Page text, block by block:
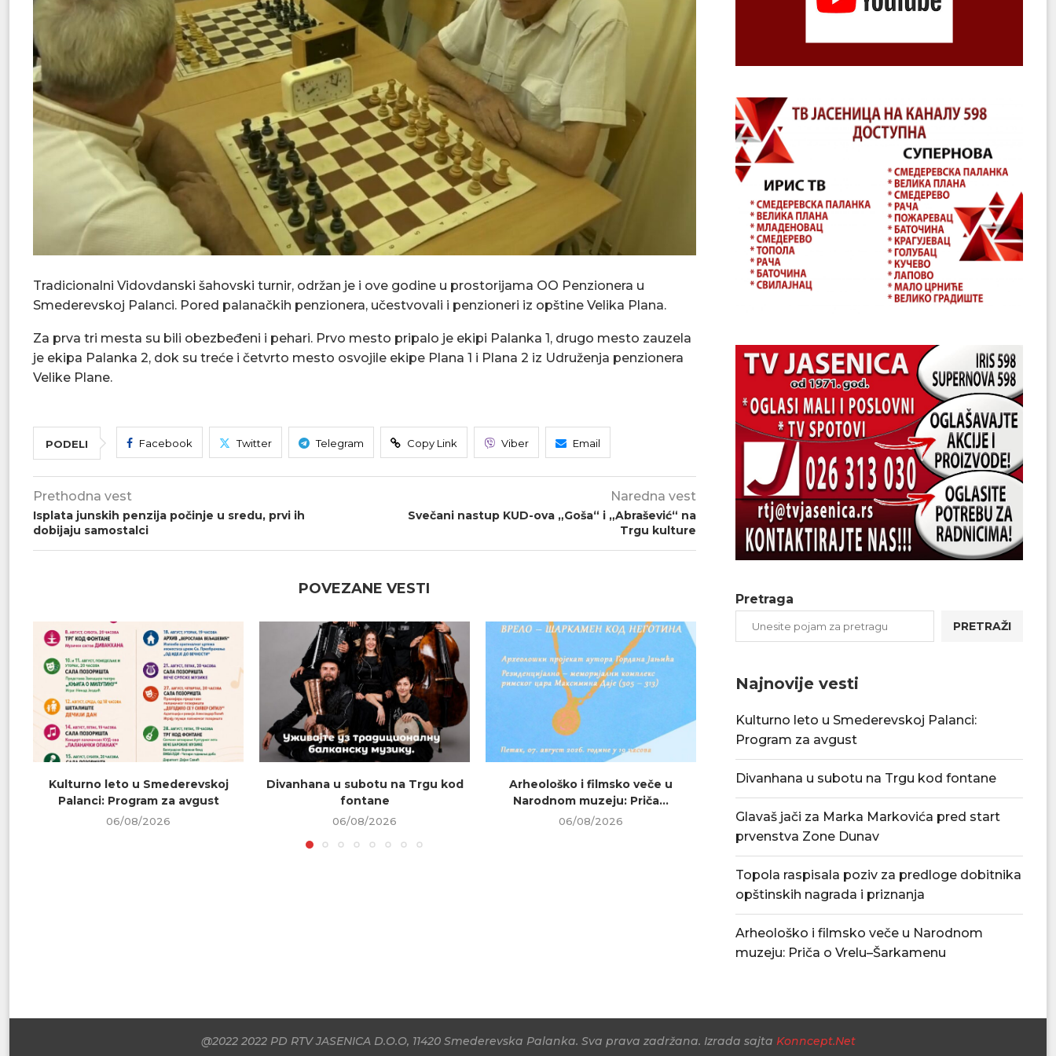
Tradicionalni Vidovdanski šahovski turnir, održan je i ove godine u prostorijama OO Penzionera u
Smederevskoj Palanci. Pored palanačkih penzionera, učestvovali i penzioneri iz opštine Velika Plana.
Za prva tri mesta su bili obezbeđeni i pehari. Prvo mesto pripalo je ekipi Palanka 1, drugo mesto zauzela
je ekipa Palanka 2, dok su treće i četvrto mesto osvojile ekipe Plana 1 i Plana 2 iz Udruženja penzionera
Velike Plane.
PODELI Facebook Twitter Telegram Copy Link Viber Email
Prethodna vest
Isplata junskih penzija počinje u sredu, prvi ih
dobijaju samostalci
Naredna vest
Svečani nastup KUD-ova „Goša“ i „Abrašević“ na
Trgu kulture
POVEZANE VESTI
Kulturno leto u Smederevskoj
Palanci: Program za avgust
06/08/2026
Divanhana u subotu na Trgu kod
fontane
06/08/2026
Arheološko i filmsko veče u
Narodnom muzeju: Priča...
06/08/2026
Tropske vrućine ostaju u Srbiji – u
petak...
05/08/2026
Prvenstvo
Jasenica
Pretraga
PRETRAŽI
Najnovije vesti
Kulturno leto u Smederevskoj Palanci:
Program za avgust
Divanhana u subotu na Trgu kod fontane
Glavaš jači za Marka Markovića pred start
prvenstva Zone Dunav
Topola raspisala poziv za predloge dobitnika
opštinskih nagrada i priznanja
Arheološko i filmsko veče u Narodnom
muzeju: Priča o Vrelu–Šarkamenu
@2022 2022 PD RTV JASENICA D.O.O, 11420 Smederevska Palanka. Sva prava zadržana. Izrada sajta Konncept.Net